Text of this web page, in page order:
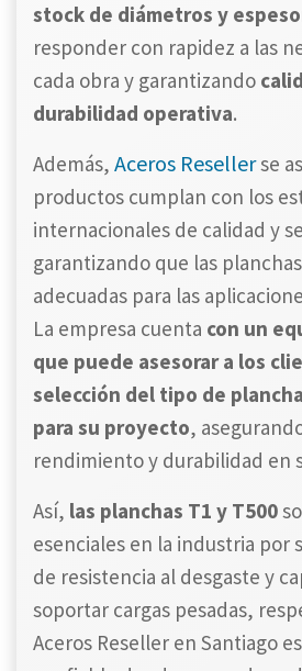
stock de diámetros y
responder con rapidez a las
cada obra y garantizando
durabilidad operativa.
Además, Aceros Resellerse
productos cumplan con los
internacionales de calidad y
garantizando que las
adecuadas para las
La empresa cuenta con un
que puede asesorar a los
selección del tipo de
para su proyecto,
rendimiento y durabilidad en
Así, las planchas T1 y T500
esenciales en la industria por
de resistencia al desgaste y
soportar cargas pesadas,
Aceros Reseller en Santiago